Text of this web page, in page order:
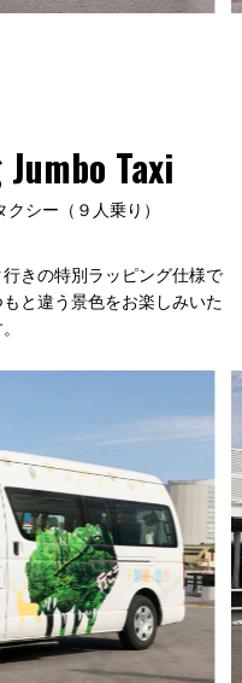
Taxi
シー（９人乗り）
きの特別ラッピング仕様で
と違う景色をお楽しみいた